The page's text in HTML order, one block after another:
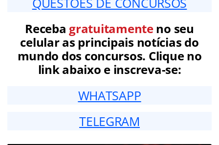
Receba gratuitamenteno seu
celular as principais notícias do
mundo dos concursos. Clique no
link abaixo e inscreva-se:
WHATSAPP
TELEGRAM